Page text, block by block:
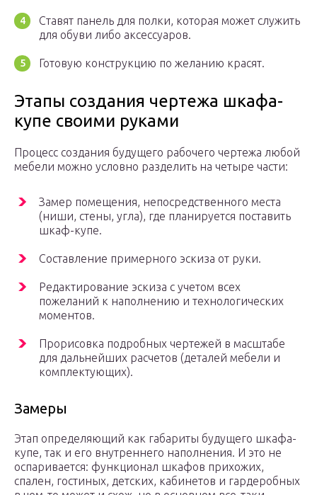
Ставят панель для полки, которая может служить
для обуви либо аксессуаров.
Готовую конструкцию по желанию красят.
Этапы создания чертежа шкафа-
купе своими руками
Процесс создания будущего рабочего чертежа любой
мебели можно условно разделить на четыре части:
Замер помещения, непосредственного места
(ниши, стены, угла), где планируется поставить
шкаф-купе.
Составление примерного эскиза от руки.
Редактирование эскиза с учетом всех
пожеланий к наполнению и технологических
моментов.
Прорисовка подробных чертежей в масштабе
для дальнейших расчетов (деталей мебели и
комплектующих).
Замеры
Этап определяющий как габариты будущего шкафа-
купе, так и его внутреннего наполнения. И это не
оспаривается: функционал шкафов прихожих,
спален, гостиных, детских, кабинетов и гардеробных